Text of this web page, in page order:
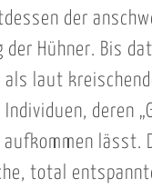
der
der Hühner. Bis
als laut
deren
aufkommen lässt.
total